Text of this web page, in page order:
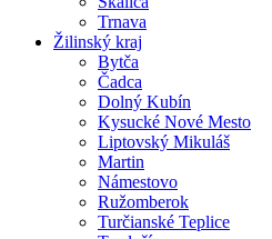
Trnava
Žilinský kraj
Bytča
Čadca
Dolný Kubín
Kysucké Nové Mesto
Liptovský Mikuláš
Martin
Námestovo
Ružomberok
Turčianské Teplice